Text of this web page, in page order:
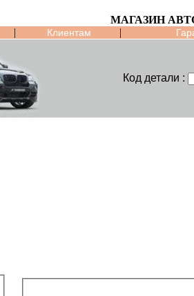
МАГАЗИН
| Клиентам |
Код детали :